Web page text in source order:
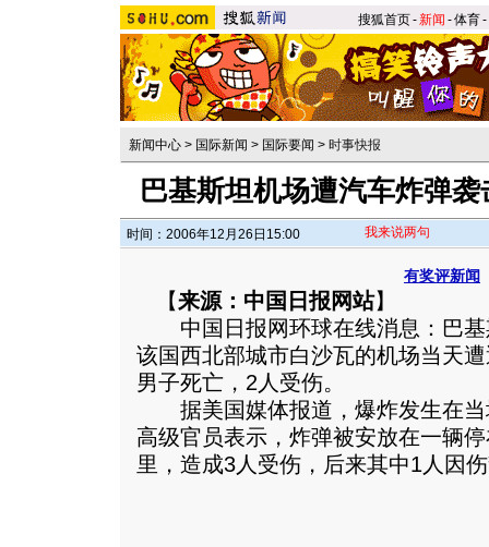
搜狐首页-新闻 -体育-
新闻中心 > 国际新闻 > 国际要闻 > 时事快报
巴基斯坦机场遭汽车炸弹
时间：2006年12月26日15:00 我来说两句
有奖评新闻
【来源：中国日报网站】
中国日报网环球在线消息：巴基
该国西北部城市白沙瓦的机场当天
男子死亡，2人受伤。
据美国媒体报道，爆炸发生在当
高级官员表示，炸弹被安放在一辆
里，造成3人受伤，后来其中1人因